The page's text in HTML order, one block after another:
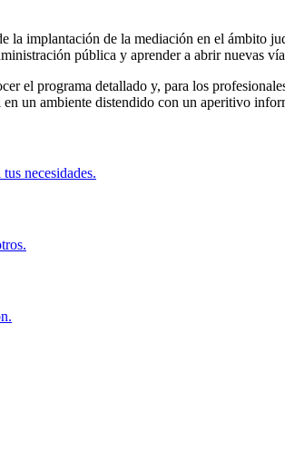
la implantación de la mediación en el ámbito
pública y aprender a abrir nuevas
el programa detallado y, para los
un ambiente distendido con un aperitivo
necesidades.